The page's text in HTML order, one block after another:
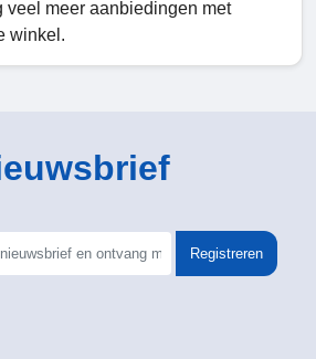
veel meer aanbiedingen met
winkel.
Registreren